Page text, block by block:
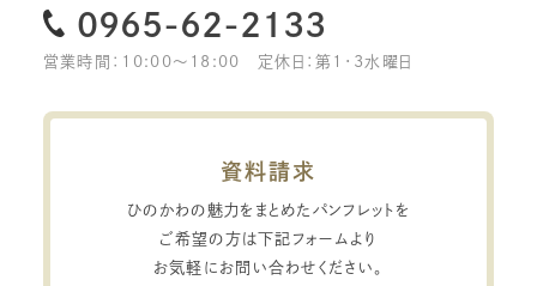
0965-62-2133
営業時間：10:00〜18:00 定休日：第1・3水曜日
資料請求
ひのかわの魅力をまとめたパンフレットを
ご希望の方は下記フォームより
お気軽にお問い合わせください。